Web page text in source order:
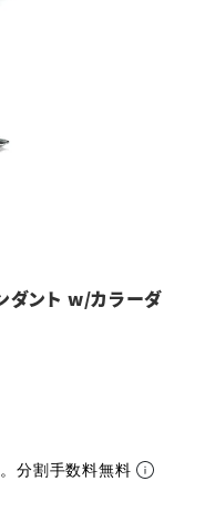
ダント w/カラーダ
分割手数料無料